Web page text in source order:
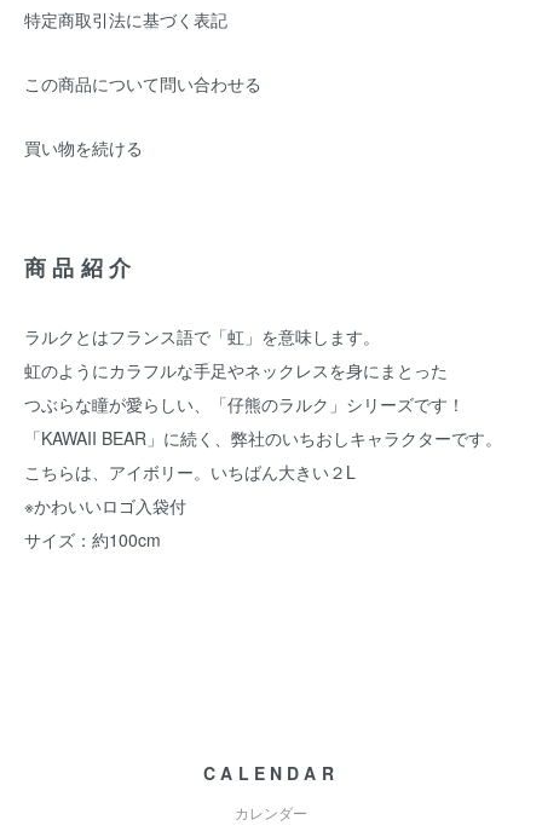
特定商取引法に基づく表記
この商品について問い合わせる
買い物を続ける
商品紹介
ラルクとはフランス語で「虹」を意味します。
虹のようにカラフルな手足やネックレスを身にまとった
つぶらな瞳が愛らしい、「仔熊のラルク」シリーズです！
「KAWAII BEAR」に続く、弊社のいちおしキャラクターです。
こちらは、アイボリー。いちばん大きい２L
※かわいいロゴ入袋付
サイズ：約100cm
CALENDAR
カレンダー